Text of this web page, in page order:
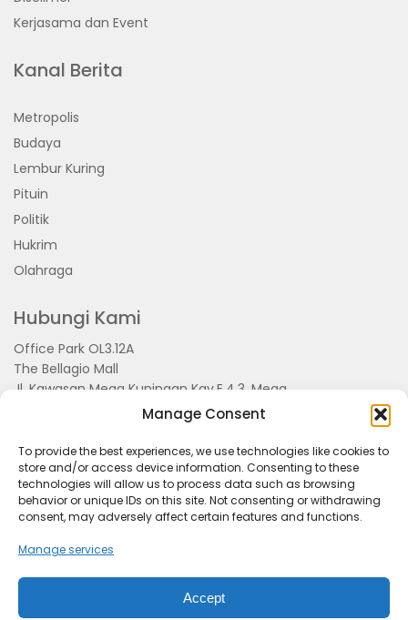
Manage Consent
To provide the best experiences, we use technologies like cookies to
store and/or access device information. Consenting to these
technologies will allow us to process data such as browsing
behavior or unique IDs on this site. Not consenting or withdrawing
consent, may adversely affect certain features and functions.
Manage services
Accept
Kerjasama dan Event
Kanal Berita
Metropolis
Budaya
Lembur Kuring
Pituin
Politik
Hukrim
Olahraga
Hubungi Kami
Office Park OL3.12A
The Bellagio Mall
Jl. Kawasan Mega Kuningan Kav.E.4.3, Mega
Kuningan, Kel. Kuningan Timur,
Kec.Setiabudi, Jakarta Selatan 15810